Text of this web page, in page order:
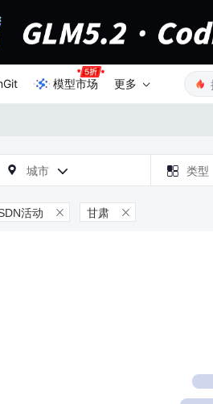
模型市场 更多
 城市   类型
活动  甘肃 